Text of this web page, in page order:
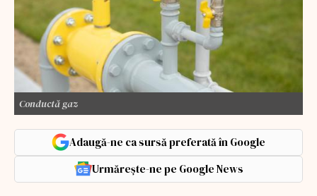
Conductă gaz
Adaugă-ne ca sursă preferată în Google
Urmărește-ne pe Google News